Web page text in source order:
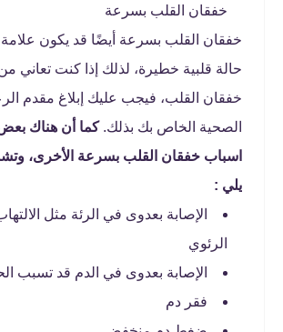
خفقان القلب بسرعة
خفقان القلب بسرعة أيضًا قد يكون
حالة قلبية خطيرة، لذلك إذا كنت تعاني
خفقان القلب، فيجب عليك إبلاغ مقدم
الصحية الخاص بك بذلك.كما أن هناك
اسباب خفقان القلب بسرعة الأخرى،
يلي :
الإصابة بعدوى في الرئة مثل
الرئوي
الإصابة بعدوى في الدم قد تسبب
فقر دم